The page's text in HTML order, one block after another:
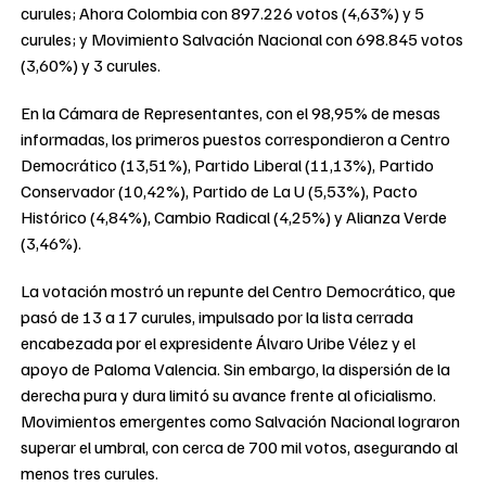
curules; Ahora Colombia con 897.226 votos (4,63%) y 5
curules; y Movimiento Salvación Nacional con 698.845 votos
(3,60%) y 3 curules.
En la Cámara de Representantes, con el 98,95% de mesas
informadas, los primeros puestos correspondieron a Centro
Democrático (13,51%), Partido Liberal (11,13%), Partido
Conservador (10,42%), Partido de La U (5,53%), Pacto
Histórico (4,84%), Cambio Radical (4,25%) y Alianza Verde
(3,46%).
La votación mostró un repunte del Centro Democrático, que
pasó de 13 a 17 curules, impulsado por la lista cerrada
encabezada por el expresidente Álvaro Uribe Vélez y el
apoyo de Paloma Valencia. Sin embargo, la dispersión de la
derecha pura y dura limitó su avance frente al oficialismo.
Movimientos emergentes como Salvación Nacional lograron
superar el umbral, con cerca de 700 mil votos, asegurando al
menos tres curules.